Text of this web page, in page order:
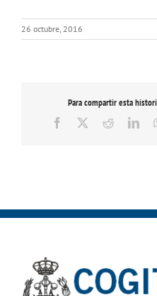
26 octubre, 2016
Para compartir esta
Facebook Reddit